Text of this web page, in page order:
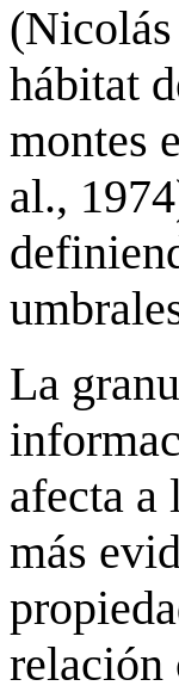
hábitat
montes
al.,
La
afecta a
más
relación